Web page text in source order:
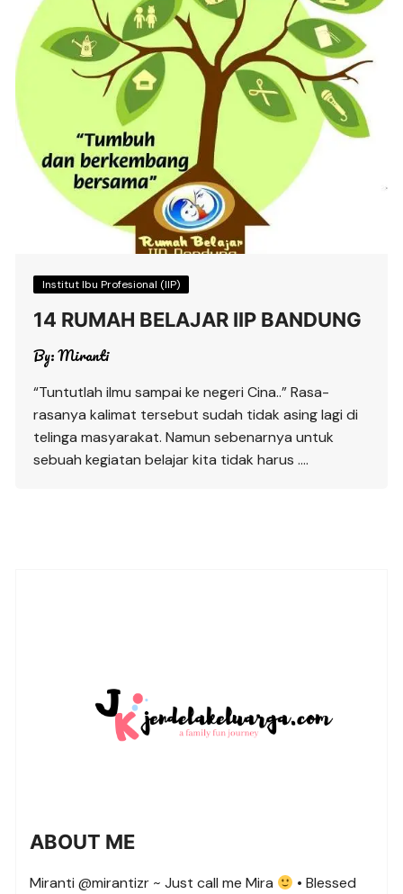
Institut Ibu Profesional (IIP)
14 RUMAH BELAJAR IIP BANDUNG
By:Miranti
“Tuntutlah ilmu sampai ke negeri Cina..” Rasa-
rasanya kalimat tersebut sudah tidak asing lagi di
telinga masyarakat. Namun sebenarnya untuk
sebuah kegiatan belajar kita tidak harus ….
ABOUT ME
Miranti @mirantizr ~ Just call me Mira • Blessed